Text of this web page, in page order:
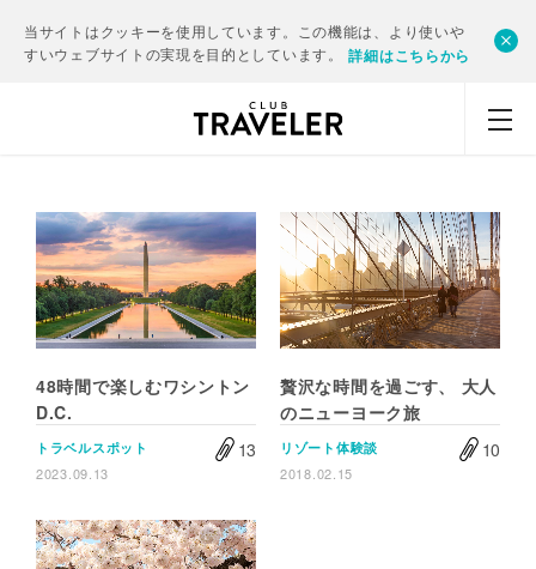
当サイトはクッキーを使用しています。この機能は、より使いや
すいウェブサイトの実現を目的としています。
詳細はこちらから
48時間で楽しむワシントン
D.C.
トラベルスポット
2023.09.13
13
贅沢な時間を過ごす、 大人
のニューヨーク旅
リゾート体験談
2018.02.15
10